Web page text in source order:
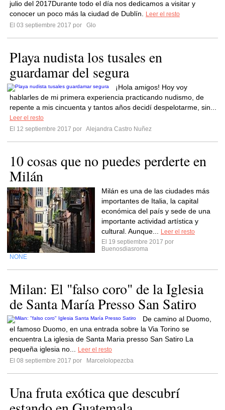
julio del 2017Durante todo el día nos dedicamos a visitar y
conocer un poco más la ciudad de Dublín.
Leer el resto
El 03 septiembre 2017 por
Glo
Playa nudista los tusales en
guardamar del segura
¡Hola amigos! Hoy voy
hablarles de mi primera experiencia practicando nudismo, de
repente a mis cincuenta y tantos años decidí despelotarme, sin...
Leer el resto
El 12 septiembre 2017 por Alejandra Castro Nuñez
10 cosas que no puedes perderte en
Milán
Milán es una de las ciudades más
importantes de Italia, la capital
económica del país y sede de una
importante actividad artística y
cultural. Aunque...
Leer el resto
El 19 septiembre 2017 por
Buenosdiasroma
NONE
Milan: El "falso coro" de la Iglesia
de Santa María Presso San Satiro
De camino al Duomo,
el famoso Duomo, en una entrada sobre la Via Torino se
encuentra La iglesia de Santa Maria presso San Satiro La
pequeña iglesia no...
Leer el resto
El 08 septiembre 2017 por
Marcelolopezcba
Una fruta exótica que descubrí